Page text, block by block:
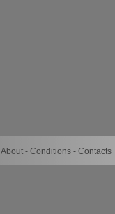
About - Conditions -